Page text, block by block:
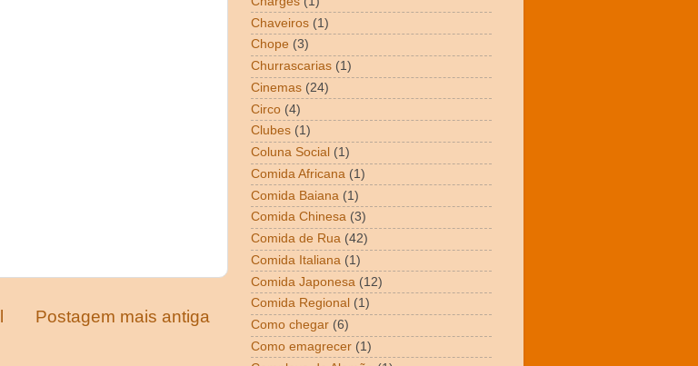
Postagem mais antiga
Chaveiros (1)
Chope (3)
Churrascarias (1)
Cinemas (24)
Circo (4)
Clubes (1)
Coluna Social (1)
Comida Africana (1)
Comida Baiana (1)
Comida Chinesa (3)
Comida de Rua (42)
Comida Italiana (1)
Comida Japonesa (12)
Comida Regional (1)
Como chegar (6)
Como emagrecer (1)